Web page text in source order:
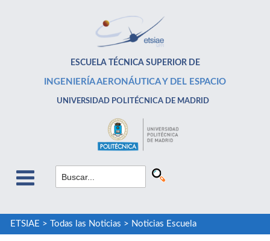
ESCUELA TÉCNICA SUPERIOR DE
INGENIERÍA AERONÁUTICA Y DEL ESPACIO
UNIVERSIDAD POLITÉCNICA DE MADRID
ETSIAE > Todas las Noticias > Noticias Escuela